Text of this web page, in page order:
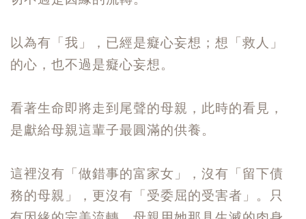
以為有「我」，已經是癡心妄想；想「救人」
的心，也不過是癡心妄想。
看著生命即將走到尾聲的母親，此時的看見，
是獻給母親這輩子最圓滿的供養。
這裡沒有「做錯事的富家女」，沒有「留下債
務的母親」，更沒有「受委屈的受害者」。只